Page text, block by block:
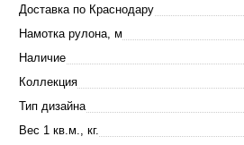
Доставка по Краснодару
Намотка рулона, м
Наличие
Коллекция
Тип дизайна
Вес 1 кв.м., кг.